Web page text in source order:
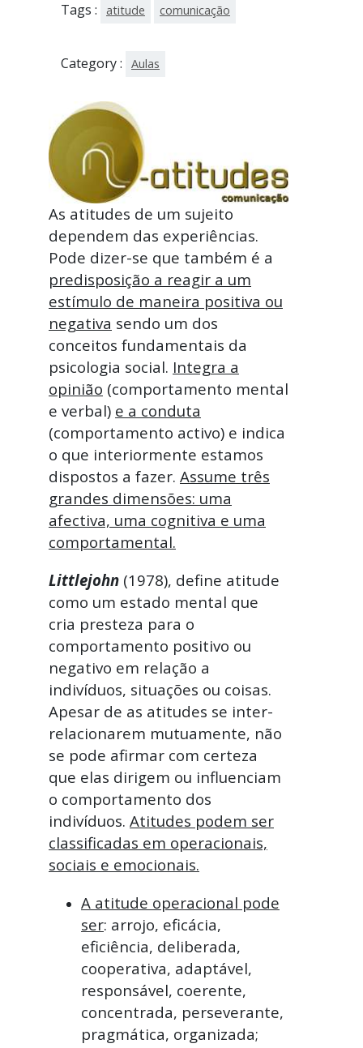
Tags : atitude comunicação
Category : Aulas
As atitudes de um sujeito
dependem das experiências.
Pode dizer-se que também é a
predisposição a reagir a um
estímulo de maneira positiva ou
negativa sendo um dos
conceitos fundamentais da
psicologia social. Integra a
opinião (comportamento mental
e verbal) e a conduta
(comportamento activo) e indica
o que interiormente estamos
dispostos a fazer. Assume três
grandes dimensões: uma
afectiva, uma cognitiva e uma
comportamental.
Littlejohn (1978), define atitude
como um estado mental que
cria presteza para o
comportamento positivo ou
negativo em relação a
indivíduos, situações ou coisas.
Apesar de as atitudes se inter-
relacionarem mutuamente, não
se pode afirmar com certeza
que elas dirigem ou influenciam
o comportamento dos
indivíduos. Atitudes podem ser
classificadas em operacionais,
sociais e emocionais.
A atitude operacional pode
ser: arrojo, eficácia,
eficiência, deliberada,
cooperativa, adaptável,
responsável, coerente,
concentrada, perseverante,
pragmática, organizada;